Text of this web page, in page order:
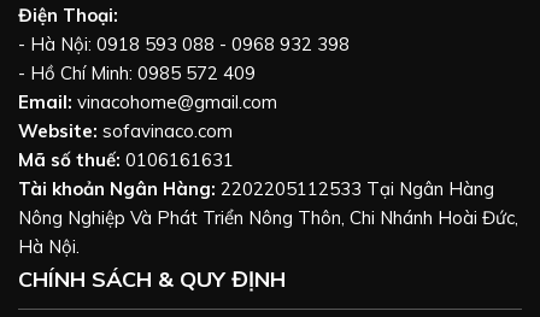
Điện Thoại:
- Hà Nội: 0918 593 088 - 0968 932 398
- Hồ Chí Minh: 0985 572 409
Email: vinacohome@gmail.com
Website: sofavinaco.com
Mã số thuế: 0106161631
Tài khoản Ngân Hàng: 2202205112533 Tại Ngân Hàng
Nông Nghiệp Và Phát Triển Nông Thôn, Chi Nhánh Hoài Đức,
Hà Nội.
CHÍNH SÁCH & QUY ĐỊNH